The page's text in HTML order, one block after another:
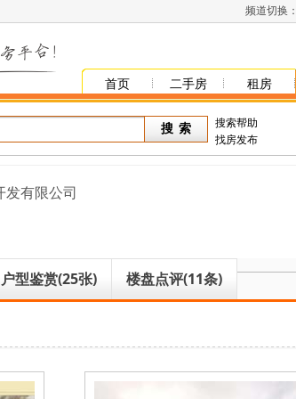
频道切换：
首页 二手房 租房
搜索帮助
找房发布
发有限公司
户型鉴赏(25张) 楼盘点评(11条)